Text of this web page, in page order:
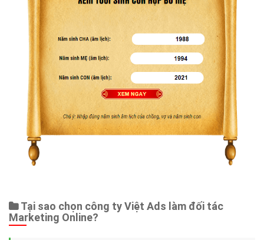
Tại sao chọn công ty Việt Ads làm đối tác
Marketing Online?